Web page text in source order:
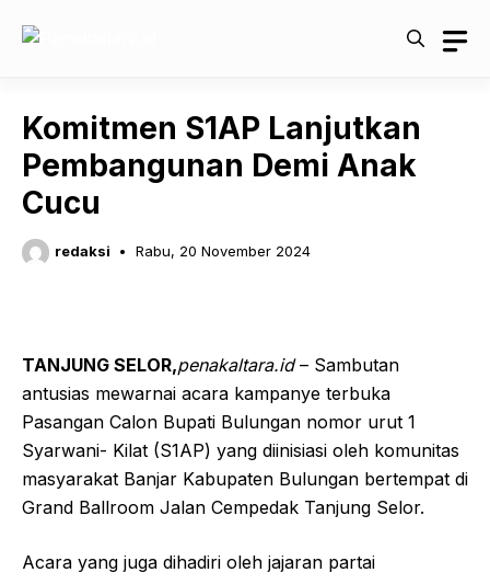
Komitmen S1AP Lanjutkan
Pembangunan Demi Anak
Cucu
redaksi Rabu, 20 November 2024
TANJUNG SELOR,penakaltara.id– Sambutan
antusias mewarnai acara kampanye terbuka
Pasangan Calon Bupati Bulungan nomor urut 1
Syarwani- Kilat (S1AP) yang diinisiasi oleh komunitas
masyarakat Banjar Kabupaten Bulungan bertempat di
Grand Ballroom Jalan Cempedak Tanjung Selor.
Acara yang juga dihadiri oleh jajaran partai